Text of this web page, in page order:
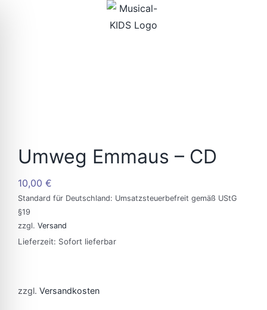
Umweg Emmaus – CD
10,00 €
Standard für Deutschland: Umsatzsteuerbefreit gemäß UStG
§19
zzgl. Versand
Lieferzeit: Sofort lieferbar
zzgl. Versandkosten